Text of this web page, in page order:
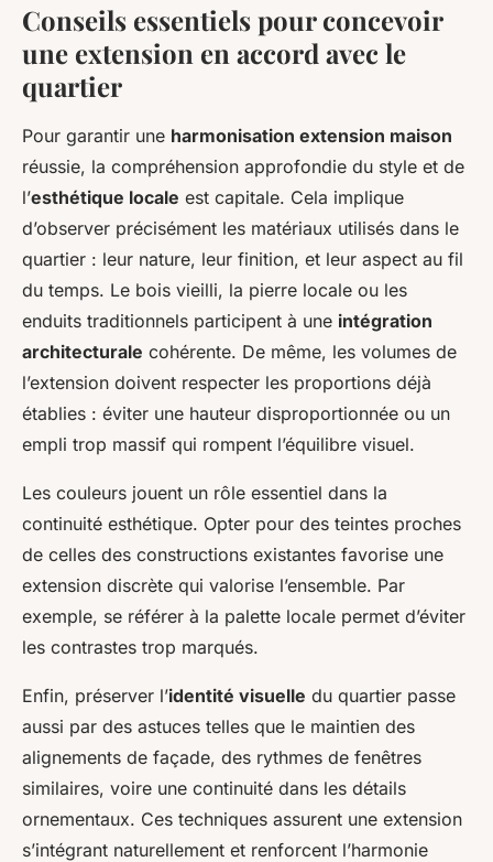
Conseils essentiels pour concevoir
une extension en accord avec le
quartier
Pour garantir une harmonisation extension maison
réussie, la compréhension approfondie du style et de
l’esthétique locale est capitale. Cela implique
d’observer précisément les matériaux utilisés dans le
quartier : leur nature, leur finition, et leur aspect au fil
du temps. Le bois vieilli, la pierre locale ou les
enduits traditionnels participent à une intégration
architecturale cohérente. De même, les volumes de
l’extension doivent respecter les proportions déjà
établies : éviter une hauteur disproportionnée ou un
empli trop massif qui rompent l’équilibre visuel.
Les couleurs jouent un rôle essentiel dans la
continuité esthétique. Opter pour des teintes proches
de celles des constructions existantes favorise une
extension discrète qui valorise l’ensemble. Par
exemple, se référer à la palette locale permet d’éviter
les contrastes trop marqués.
Enfin, préserver l’identité visuelle du quartier passe
aussi par des astuces telles que le maintien des
alignements de façade, des rythmes de fenêtres
similaires, voire une continuité dans les détails
ornementaux. Ces techniques assurent une extension
s’intégrant naturellement et renforcent l’harmonie